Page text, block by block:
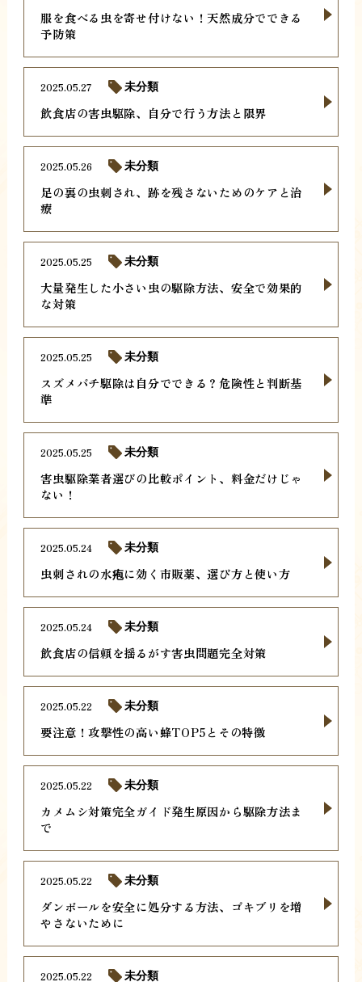
服を食べる虫を寄せ付けない！天然成分でできる
予防策
飲食店の害虫駆除、自分で行う方法と限界
2025.05.27 未分類
足の裏の虫刺され、跡を残さないためのケアと治
療
2025.05.26 未分類
大量発生した小さい虫の駆除方法、安全で効果的
な対策
2025.05.25 未分類
スズメバチ駆除は自分でできる？危険性と判断基
準
2025.05.25 未分類
害虫駆除業者選びの比較ポイント、料金だけじゃ
ない！
2025.05.25 未分類
虫刺されの水疱に効く市販薬、選び方と使い方
2025.05.24 未分類
飲食店の信頼を揺るがす害虫問題完全対策
2025.05.24 未分類
要注意！攻撃性の高い蜂TOP5とその特徴
2025.05.22 未分類
カメムシ対策完全ガイド発生原因から駆除方法ま
で
2025.05.22 未分類
ダンボールを安全に処分する方法、ゴキブリを増
やさないために
2025.05.22 未分類
2025.05.22 未分類